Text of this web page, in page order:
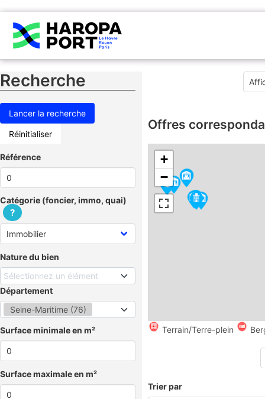
Recherche
Réinitialiser
Référence
Catégorie (foncier, immo, quai)
?
Nature du bien
Sélectionnez un élément
Département
Seine-Maritime (76)
Surface minimale en m²
Surface maximale en m²
Offres
+
−
Terrain/Terre-plein
Trier par